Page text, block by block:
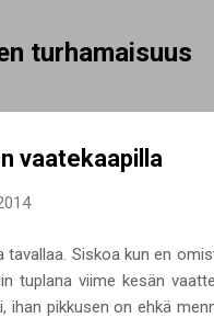
turhamaisuus
vaatekaapilla
tavallaa. Siskoa kun en
tuplana viime kesän
ihan pikkusen on ehkä